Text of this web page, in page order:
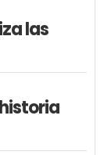
las